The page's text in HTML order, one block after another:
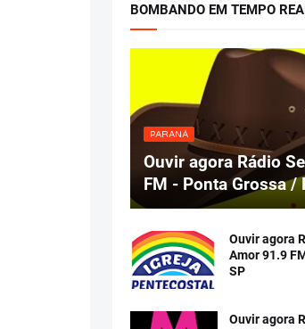
BOMBANDO EM TEMPO
PARANÁ
Ouvir agora Rádio
FM - Ponta Grossa /
Ouvir agora
Amor 91.9
SP
Ouvir agora